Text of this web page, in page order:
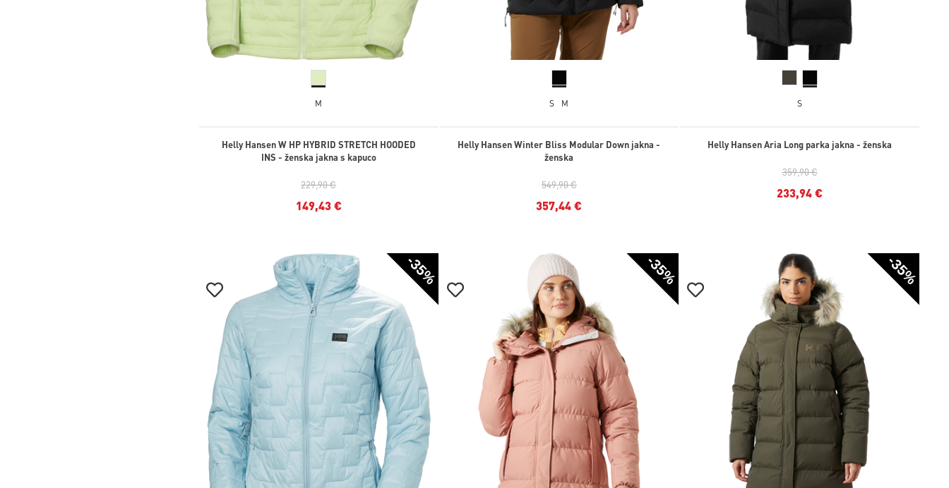
M
Helly Hansen W HP HYBRID STRETCH HOODED
INS - ženska jakna s kapuco
229,90 €
149,43 €
S M
Helly Hansen Winter Bliss Modular Down jakna -
ženska
549,90 €
357,44 €
S
Helly Hansen Aria Long parka jakna - ženska
359,90 €
233,94 €
-35% -35% -35%